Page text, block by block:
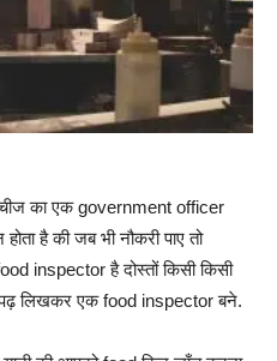
चीज का एक government officer
है की जब भी नौकरी पाए तो
inspector है दोस्तों किसी किसी
पढ़ लिखकर एक food inspector बने.